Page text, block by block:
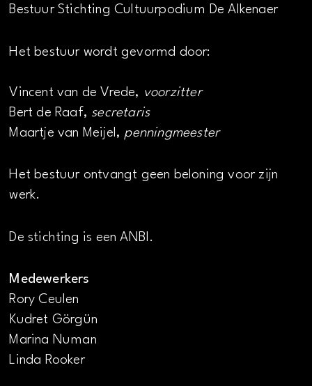
Bestuur Stichting Cultuurpodium De Alkenaer
Het bestuur wordt gevormd door:
Vincent van de Vrede, voorzitter
Bert de Raaf, secretaris
Maartje van Meijel, penningmeester
Het bestuur ontvangt geen beloning voor zijn
werk.
De stichting is een ANBI.
Medewerkers
Rory Ceulen
Kudret Görgün
Marina Numan
Linda Rooker